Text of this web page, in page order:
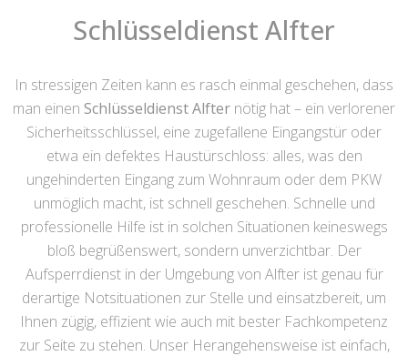
Schlüsseldienst Alfter
In stressigen Zeiten kann es rasch einmal geschehen, dass
man einen Schlüsseldienst Alfter nötig hat – ein verlorener
Sicherheitsschlüssel, eine zugefallene Eingangstür oder
etwa ein defektes Haustürschloss: alles, was den
ungehinderten Eingang zum Wohnraum oder dem PKW
unmöglich macht, ist schnell geschehen. Schnelle und
professionelle Hilfe ist in solchen Situationen keineswegs
bloß begrüßenswert, sondern unverzichtbar. Der
Aufsperrdienst in der Umgebung von Alfter ist genau für
derartige Notsituationen zur Stelle und einsatzbereit, um
Ihnen zügig, effizient wie auch mit bester Fachkompetenz
zur Seite zu stehen. Unser Herangehensweise ist einfach,